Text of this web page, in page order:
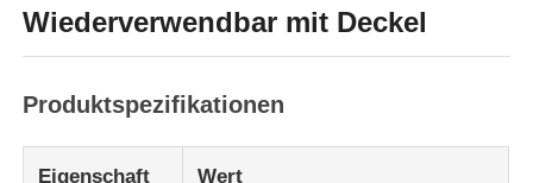
Wiederverwendbar mit Deckel
Produktspezifikationen
Eigenschaft Wert